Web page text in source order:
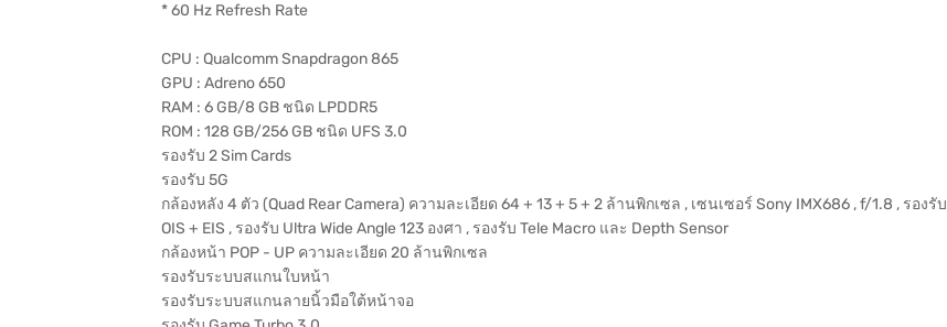
* 60 Hz Refresh Rate
CPU : Qualcomm Snapdragon 865
GPU : Adreno 650
RAM : 6 GB/8 GB ชนิด LPDDR5
ROM : 128 GB/256 GB ชนิด UFS 3.0
รองรับ 2 Sim Cards
รองรับ 5G
กล้องหลัง 4 ตัว (Quad Rear Camera) ความละเอียด 64 + 13 + 5 + 2 ล้านพิกเซล , เซนเซอร์ Sony IMX686 , f/1.8 , รองรับ
OIS + EIS , รองรับ Ultra Wide Angle 123 องศา , รองรับ Tele Macro และ Depth Sensor
กล้องหน้า POP - UP ความละเอียด 20 ล้านพิกเซล
รองรับระบบสแกนใบหน้า
รองรับระบบสแกนลายนิ้วมือใต้หน้าจอ